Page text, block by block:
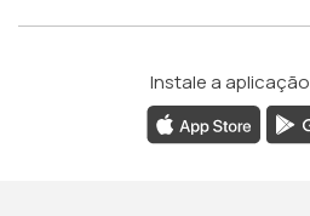
Instale a aplicação